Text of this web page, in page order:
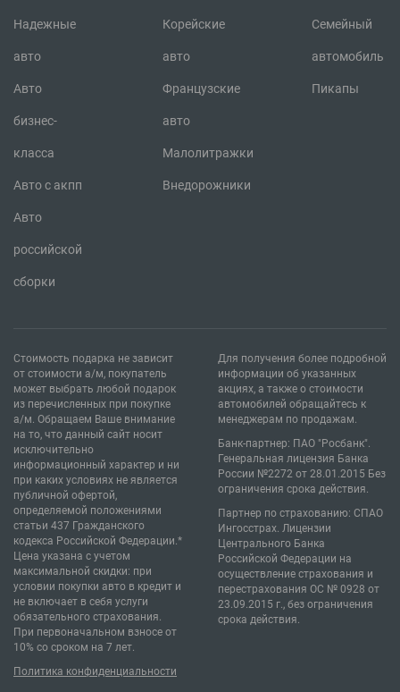
Надежные
авто
Авто
бизнес-
класса
Авто с акпп
Авто
российской
сборки
Корейские
авто
Французские
авто
Малолитражки
Внедорожники
Семейный
автомобиль
Пикапы
Стоимость подарка не зависит
от стоимости а/м, покупатель
может выбрать любой подарок
из перечисленных при покупке
а/м. Обращаем Ваше внимание
на то, что данный сайт носит
исключительно
информационный характер и ни
при каких условиях не является
публичной офертой,
определяемой положениями
статьи 437 Гражданского
кодекса Российской Федерации.*
Цена указана с учетом
максимальной скидки: при
условии покупки авто в кредит и
не включает в себя услуги
обязательного страхования.
При первоначальном взносе от
10% со сроком на 7 лет.
Политика конфиденциальности
Для получения более подробной
информации об указанных
акциях, а также о стоимости
автомобилей обращайтесь к
менеджерам по продажам.
Банк-партнер: ПАО "Росбанк".
Генеральная лицензия Банка
России №2272 от 28.01.2015 Без
ограничения срока действия.
Партнер по страхованию: СПАО
Ингосстрах. Лицензии
Центрального Банка
Российской Федерации на
осуществление страхования и
перестрахования ОС № 0928 от
23.09.2015 г., без ограничения
срока действия.